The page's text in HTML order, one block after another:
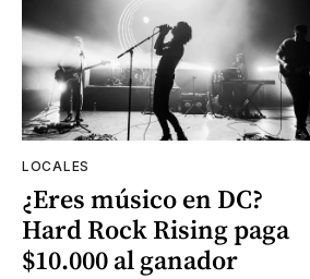
LOCALES
¿Eres músico en DC?
Hard Rock Rising paga
$10.000 al ganador